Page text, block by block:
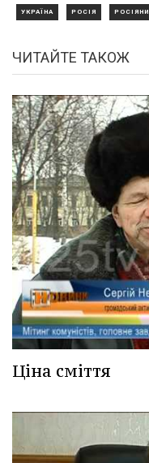
УКРАЇНА РОСІЯ РОСІЯНИ
ЧИТАЙТЕ ТАКОЖ
Ціна сміття